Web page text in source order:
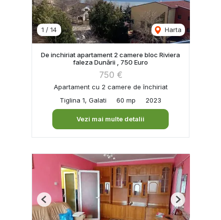
1 / 14 Harta
De inchiriat apartament 2 camere bloc Riviera
faleza Dunării , 750 Euro
750 €
Apartament cu 2 camere de închiriat
Tiglina 1, Galati
60 mp 2023
Vezi mai multe detalii
Previous Next